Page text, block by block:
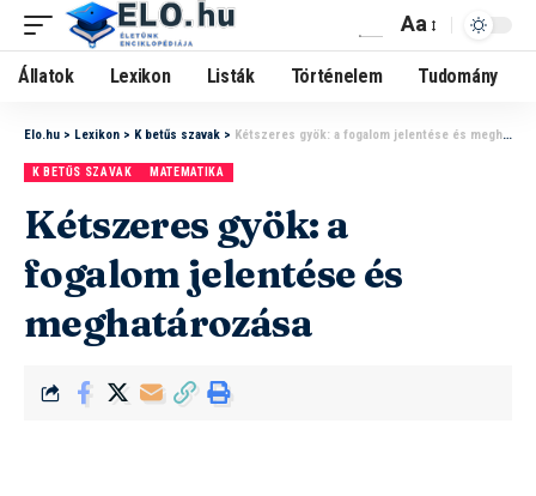
Aa
Állatok Lexikon Listák Történelem Tudomány
Elo.hu > Lexikon > K betűs szavak > Kétszeres gyök: a fogalom jelentése és meghatározása
K BETŰS SZAVAK MATEMATIKA
Kétszeres gyök: a
fogalom jelentése és
meghatározása